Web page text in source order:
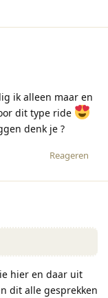
ik alleen maar en
dit type ride
denk je ?
Reageren
hier en daar uit
dit alle gesprekken